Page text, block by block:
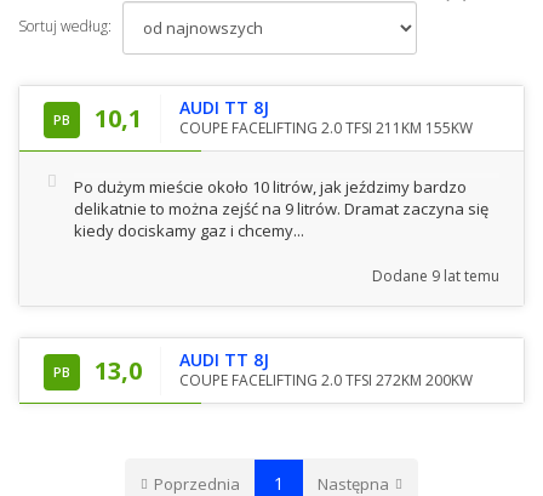
Sortuj według:
PB 10,1 AUDI TT 8J
COUPE FACELIFTING 2.0 TFSI 211KM 155KW
Po dużym mieście około 10 litrów, jak jeździmy bardzo
delikatnie to można zejść na 9 litrów. Dramat zaczyna się
kiedy dociskamy gaz i chcemy...
Dodane 9 lat temu
PB 13,0 AUDI TT 8J
COUPE FACELIFTING 2.0 TFSI 272KM 200KW
Poprzednia 1 Następna